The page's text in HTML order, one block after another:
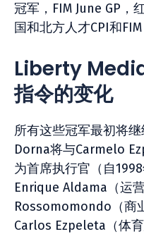
冠军，FIM June GP，
国和北方人才CPI和FIM
Liberty
指令的变化
所有这些冠军最初将
Dorna将与Carmelo
为首席执行官（自
Enrique Aldama（运
Rossomomondo（商
Carlos Ezpeleta（体